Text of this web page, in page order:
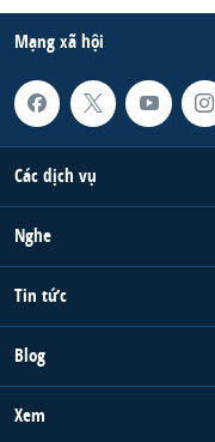
Mạng xã hội
Các dịch vụ
Nghe
Tin tức
Blog
Xem